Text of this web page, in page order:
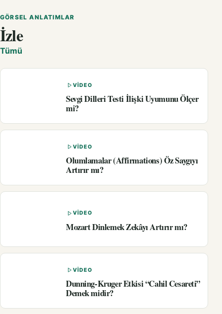
GÖRSEL ANLATIMLAR
İzle
Tümü
VIDEO
Sevgi Dilleri Testi İlişki Uyumunu Ölçer
mi?
VIDEO
Olumlamalar (Affirmations) Öz Saygıyı
Artırır mı?
VIDEO
Mozart Dinlemek Zekâyı Artırır mı?
VIDEO
Dunning-Kruger Etkisi “Cahil Cesareti”
Demek midir?